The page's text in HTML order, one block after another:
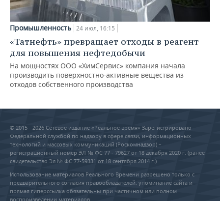
Промышленность 24 июл, 16:15
«Татнефть» превращает отходы в реагент
для повышения нефтедобычи
На мощностях ООО «ХимСервис» компания начала
производить поверхностно-активные вещества из
отходов собственного производства
© 2015 - 2026 Сетевое издание «Реальное время» Зарегистрировано
Федеральной службой по надзору в сфере связи, информационных
технологий и массовых коммуникаций (Роскомнадзор) –
регистрационный номер ЭЛ № ФС 77 - 79627 от 18 декабря 2020 г. (ранее
свидетельство Эл № ФС 77-59331 от 18 сентября 2014 г.)
Использование материалов Реального Времени разрешено только с
предварительного согласия правообладателей, упоминание сайта и
прямая гиперссылка обязательны при частичном или полном
воспроизведении материалов.